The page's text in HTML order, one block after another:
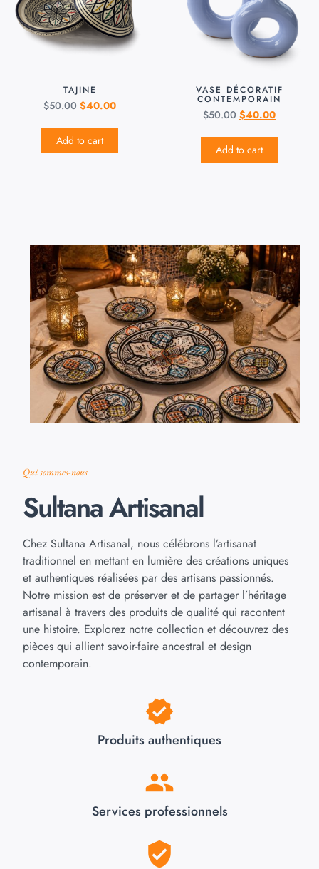
TAJINE
$50.00 $40.00
Add to cart
VASE DÉCORATIF
CONTEMPORAIN
$50.00 $40.00
Add to cart
Qui sommes-nous
Sultana Artisanal
Chez Sultana Artisanal, nous célébrons l’artisanat
traditionnel en mettant en lumière des créations uniques
et authentiques réalisées par des artisans passionnés.
Notre mission est de préserver et de partager l’héritage
artisanal à travers des produits de qualité qui racontent
une histoire. Explorez notre collection et découvrez des
pièces qui allient savoir-faire ancestral et design
contemporain.
Produits authentiques
Services professionnels